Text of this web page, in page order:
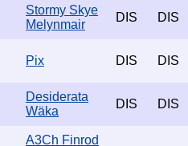
Stormy Skye
Melynmair
DIS DIS
Pix DIS DIS
Desiderata
Wäka
DIS DIS
A3Ch Finrod